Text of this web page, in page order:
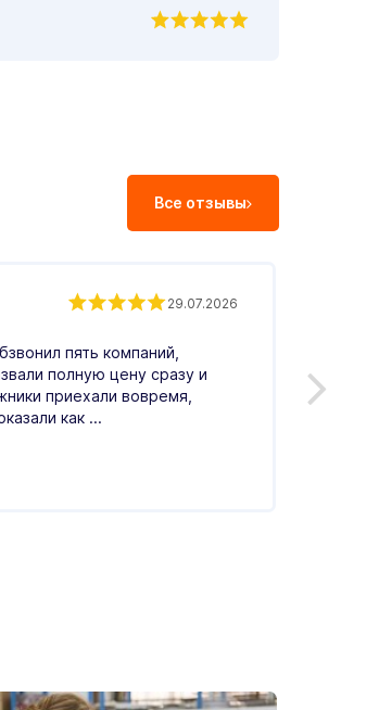
Все отзывы
29.07.2026
пять компаний,
полную цену сразу и
приехали вовремя,
как ...